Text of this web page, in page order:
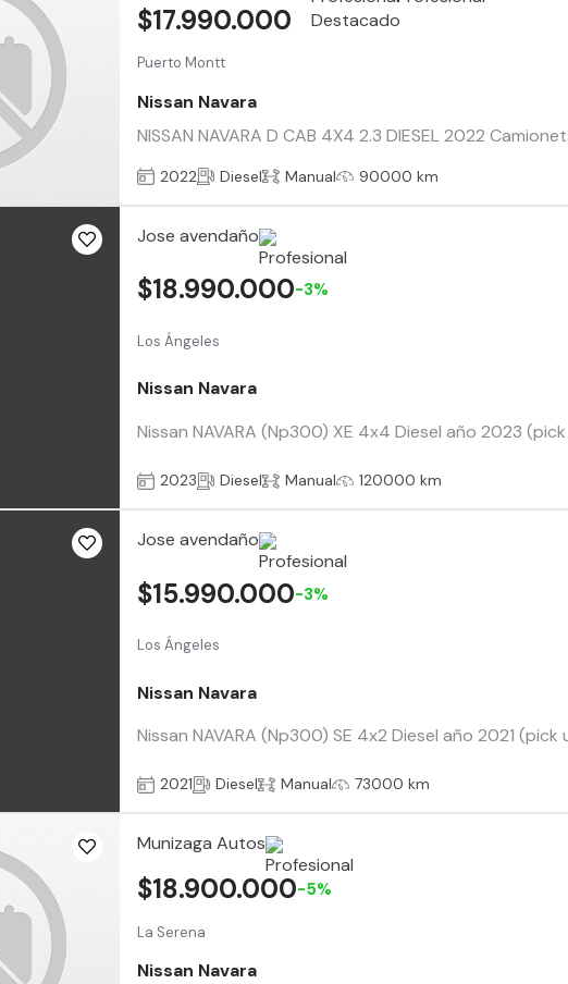
Puerto Montt
Nissan Navara
NISSAN NAVARA D CAB 4X4 2.3 DIESEL 2022
$17.990.000
2022 Diesel Manual 90000 km
Jose avendaño
Los Ángeles
Nissan Navara
Nissan NAVARA (Np300) XE 4x4 Diesel año 2023
$18.990.000-3%
2023 Diesel Manual 120000 km
Jose avendaño
Los Ángeles
Nissan Navara
Nissan NAVARA (Np300) SE 4x2 Diesel año 2021
$15.990.000-3%
2021 Diesel Manual 73000 km
Munizaga Autos
La Serena
Nissan Navara
$18.900.000-5%